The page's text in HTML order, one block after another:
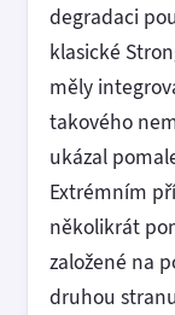
degradaci
klasické
měly
takového
ukázal
Extrémním
několikrát
založené na
druhou